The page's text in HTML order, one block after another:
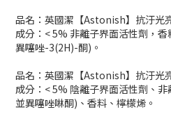
品名：英國潔【Astonish】抗汙光
成分：< 5% 非離子界面活性劑，
異噻唑-3(2H)-酮)。
品名：英國潔【Astonish】抗汙光
成分：< 5% 陰離子界面活性劑、
並異噻唑啉酮)、香料、檸檬烯。